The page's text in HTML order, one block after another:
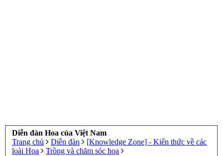
Diễn đàn Hoa của Việt Nam
Trang chủ
Diễn đàn
[Knowledge Zone] - Kiến thức về các
loài Hoa
Trồng và chăm sóc hoa